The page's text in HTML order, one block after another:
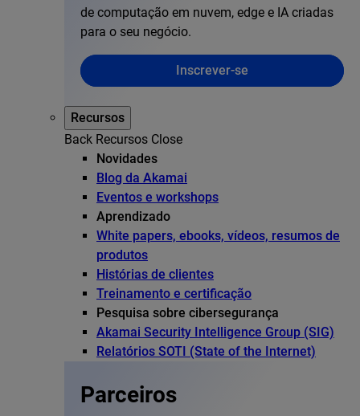
de computação em nuvem, edge e IA criadas
para o seu negócio.
Inscrever-se
Recursos
Back Recursos Close
Novidades
Blog da Akamai
Eventos e workshops
Aprendizado
White papers, ebooks, vídeos, resumos de
produtos
Histórias de clientes
Treinamento e certificação
Pesquisa sobre cibersegurança
Akamai Security Intelligence Group (SIG)
Relatórios SOTI (State of the Internet)
Parceiros